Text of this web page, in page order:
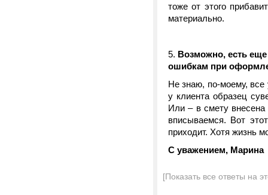
тоже от этого
материально.
5. Возможно, есть еще
ошибкам при
Не знаю, по-моему, все
у клиента образец
Или – в смету
вписываемся. Вот
приходит. Хотя жизнь
С уважением, Марина
[Показать все ответы на